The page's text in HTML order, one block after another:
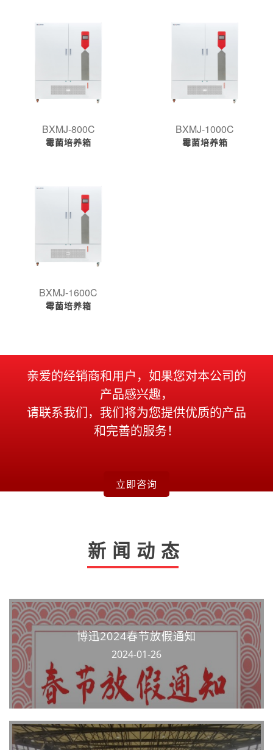
BXMJ-800C
霉菌培养箱
BXMJ-1000C
霉菌培养箱
BXMJ-1600C
霉菌培养箱
亲爱的经销商和用户，如果您对本公司的
产品感兴趣，
请联系我们，我们将为您提供优质的产品
和完善的服务！
立即咨询
新闻动态
博迅2024春节放假通知
2024-01-26